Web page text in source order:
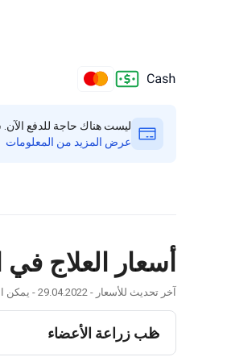
ليست هناك حاجة للدفع
عرض المزيد من المعلومات
أسعار العلاج
آخر تحديث للأسعار - 29.04.2022 - يمكن ان تتغير الأسعار حسب الحالة الطبية وتوصيات الطبيب.
طب زراعة الأعضاء